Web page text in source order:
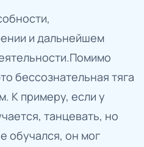
и дальнейшем
бессознательная тяга
К примеру, если у
танцевать, но
обучался, он мог